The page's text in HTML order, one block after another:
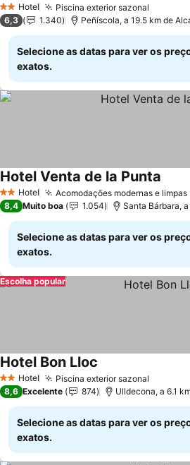
2 Estrelas
Hotel Piscina exterior sazonal
6,3 1.340 Peñíscola, a 19.5 km de
Selecione as datas para ver os
exatos.
2 Estrelas
Hotel Acomodações modernas e limpas
Hotel Venta de la Punta
8,4 Muito boa 1.054 Santa Bárbara,
Selecione as datas para ver os
exatos.
Escolha popular
2 Estrelas
Hotel Piscina exterior sazonal
Hotel Bon Lloc
8,6 Excelente 874 Ulldecona, a 6.1
Selecione as datas para ver os
exatos.